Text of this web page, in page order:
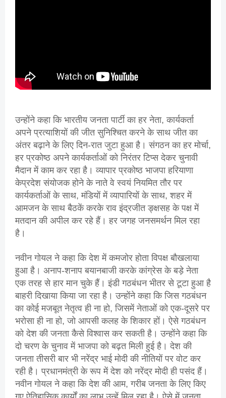
उन्होंने कहा कि भारतीय जनता पार्टी का हर नेता, कार्यकर्ता
अपने प्रत्याशियों की जीत सुनिश्चित करने के साथ जीत का
अंतर बढ़ाने के लिए दिन-रात जुटा हुआ है। संगठन का हर मोर्चा,
हर प्रकोष्ठ अपने कार्यकर्ताओं को निरंतर टिप्स देकर चुनावी
मैदान में काम कर रहा है। व्यापार प्रकोष्ठ भाजपा हरियाणा
केप्रदेश संयोजक होने के नाते वे स्वयं नियमित तौर पर
कार्यकर्ताओं के साथ, मंडियों में व्यापारियों के साथ, शहर में
आमजन के साथ बैठकें करके राव इंद्रजीत ङ्क्षसह के पक्ष में
मतदान की अपील कर रहे हैं। हर जगह जनसमर्थन मिल रहा
है।
नवीन गोयल ने कहा कि देश में कमजोर होता विपक्ष बौखलाया
हुआ है। अनाप-शनाप बयानबाजी करके कांग्रेस के बड़े नेता
एक तरह से हार मान चुके हैं। इंडी गठबंधन भीतर से टूटा हुआ है
बाहरी दिखाया किया जा रहा है। उन्होंने कहा कि जिस गठबंधन
का कोई मजबूत नेतृत्व ही ना हो, जिसमें नेताओं को एक-दूसरे पर
भरोसा ही ना हो, जो आपसी कलह के शिकार हों। ऐसे गठबंधन
को देश की जनता कैसे विश्वास कर सकती है। उन्होंने कहा कि
दो चरण के चुनाव में भाजपा को बढ़त मिली हुई है। देश की
जनता तीसरी बार भी नरेंद्र भाई मोदी की नीतियों पर वोट कर
रही है। प्रधानमंत्री के रूप में देश को नरेंद्र मोदी ही पसंद हैं।
नवीन गोयल ने कहा कि देश की आम, गरीब जनता के लिए किए